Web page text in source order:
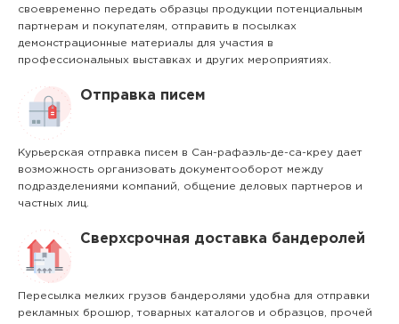
своевременно передать образцы продукции потенциальным
партнерам и покупателям, отправить в посылках
демонстрационные материалы для участия в
профессиональных выставках и других мероприятиях.
Отправка писем
Курьерская отправка писем в Сан-рафаэль-де-са-креу дает
возможность организовать документооборот между
подразделениями компаний, общение деловых партнеров и
частных лиц.
Сверхсрочная доставка бандеролей
Пересылка мелких грузов бандеролями удобна для отправки
рекламных брошюр, товарных каталогов и образцов, прочей